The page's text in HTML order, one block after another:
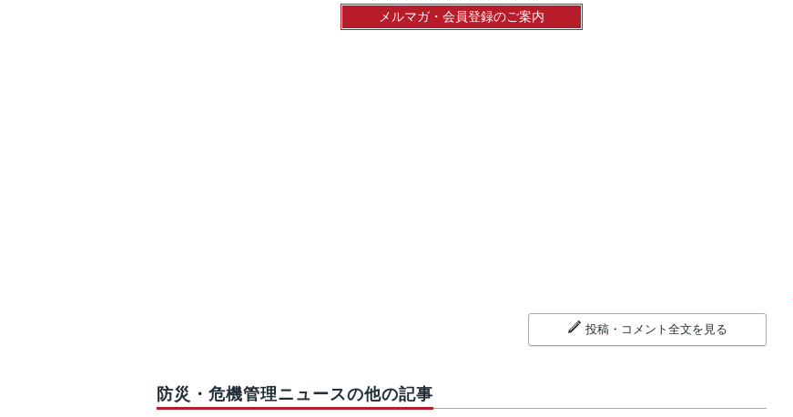
メルマガ・会員登録のご案内
投稿・コメント全文を見る
防災・危機管理ニュースの他の記事